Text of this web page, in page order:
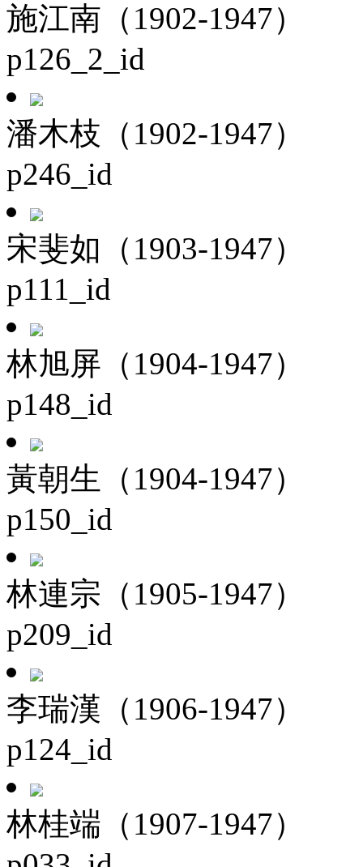
施江南（1902-1947）
p126_2_id
潘木枝（1902-1947）
p246_id
宋斐如（1903-1947）
p111_id
林旭屏（1904-1947）
p148_id
黃朝生（1904-1947）
p150_id
林連宗（1905-1947）
p209_id
李瑞漢（1906-1947）
p124_id
林桂端（1907-1947）